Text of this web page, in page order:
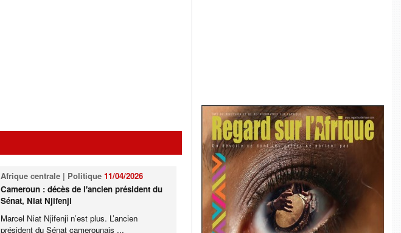
Afrique centrale | Politique 11/04/2026
Cameroun : décès de l'ancien président du
Sénat, Niat Njifenji
Marcel Niat Njifenji n’est plus. L’ancien
président du Sénat camerounais ...